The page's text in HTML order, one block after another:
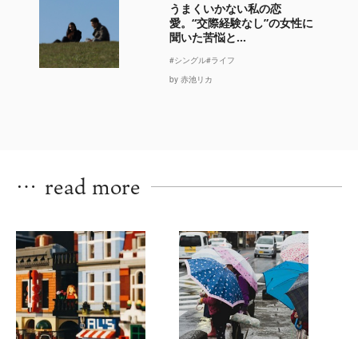
うまくいかない私の恋
愛。“交際経験なし”の女性に
聞いた苦悩と...
#シングル#ライフ
by 赤池リカ
… read more